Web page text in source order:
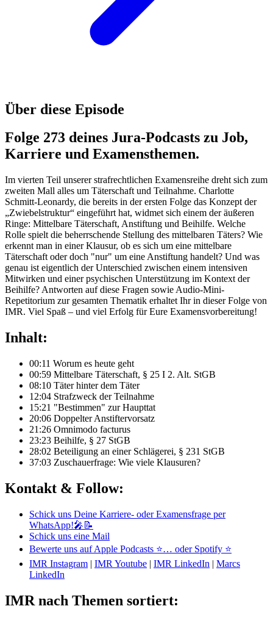
Über diese Episode
Folge 273 deines Jura-Podcasts zu Job,
Karriere und Examensthemen.
Im vierten Teil unserer strafrechtlichen Examensreihe dreht sich zum
zweiten Mall alles um Täterschaft und Teilnahme. Charlotte
Schmitt-Leonardy, die bereits in der ersten Folge das Konzept der
„Zwiebelstruktur“ eingeführt hat, widmet sich einem der äußeren
Ringe: Mittelbare Täterschaft, Anstiftung und Beihilfe. Welche
Rolle spielt die beherrschende Stellung des mittelbaren Täters? Wie
erkennt man in einer Klausur, ob es sich um eine mittelbare
Täterschaft oder doch "nur" um eine Anstiftung handelt? Und was
genau ist eigentlich der Unterschied zwischen einem intensiven
Mitwirken und einer psychischen Unterstützung im Kontext der
Beihilfe? Antworten auf diese Fragen sowie Audio-Mini-
Repetitorium zur gesamten Thematik erhaltet Ihr in dieser Folge von
IMR. Viel Spaß – und viel Erfolg für Eure Examensvorbereitung!
Inhalt:
00:11 Worum es heute geht
00:59 Mittelbare Täterschaft, § 25 I 2. Alt. StGB
08:10 Täter hinter dem Täter
12:04 Strafzweck der Teilnahme
15:21 "Bestimmen" zur Haupttat
20:06 Doppelter Anstiftervorsatz
21:26 Omnimodo facturus
23:23 Beihilfe, § 27 StGB
28:02 Beteiligung an einer Schlägerei, § 231 StGB
37:03 Zuschauerfrage: Wie viele Klausuren?
Kontakt & Follow:
Schick uns Deine Karriere- oder Examensfrage per
WhatsApp!🎤📝
Schick uns eine Mail
Bewerte uns auf Apple Podcasts ⭐… oder Spotify ⭐
IMR Instagram | IMR Youtube | IMR LinkedIn | Marcs
LinkedIn
IMR nach Themen sortiert: